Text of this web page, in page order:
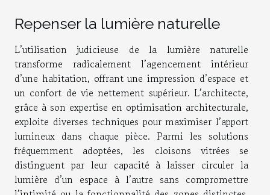
Repenser la lumière naturelle
L’utilisation judicieuse de la lumière naturelle
transforme radicalement l’agencement intérieur
d’une habitation, offrant une impression d’espace et
un confort de vie nettement supérieur. L’architecte,
grâce à son expertise en optimisation architecturale,
exploite diverses techniques pour maximiser l’apport
lumineux dans chaque pièce. Parmi les solutions
fréquemment adoptées, les cloisons vitrées se
distinguent par leur capacité à laisser circuler la
lumière d’un espace à l’autre sans compromettre